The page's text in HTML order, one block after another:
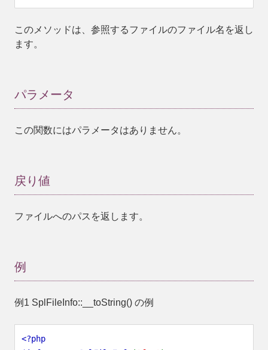
このメソッドは、参照するファイルのファイル名を返し
ます。
パラメータ
この関数にはパラメータはありません。
戻り値
ファイルへのパスを返します。
例
例1 SplFileInfo::__toString() の例
<?php